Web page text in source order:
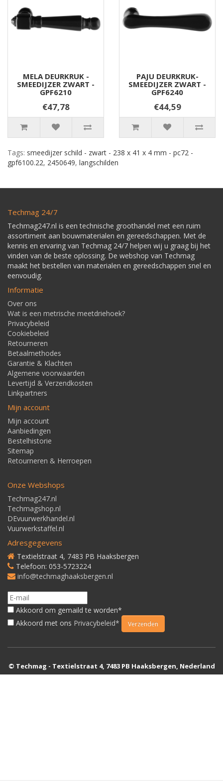
MELA DEURKRUK -
SMEEDIJZER ZWART -
GPF6210
€47,78
PAJU DEURKRUK-
SMEEDIJZER ZWART -
GPF6240
€44,59
Tags: smeedijzer schild - zwart - 238 x 41 x 4 mm - pc72 -
gpf6100.22, 2450649, langschilden
Techmag 24/7
Techmag247.nl is een technische groothandel met een ruim
assortiment aan bouwmaterialen en gereedschappen. Met de
kennis en ervaring van Techmag 24/7 helpen wij u graag bij het
vinden van de beste oplossing. De webshop van Techmag
maakt het bestellen van materialen en gereedschappen snel en
eenvoudig.
Informatie
Over ons
Wat is een metrische meetdriehoek?
Privacybeleid
Cookiebeleid
Retourneren
Betaalmethodes
Garantie & Klachten
Algemene voorwaarden
Levertijd & Verzendkosten
Linkpartners
Mijn account
Mijn account
Aanbiedingen
Bestelhistorie
Sitemap
Retourneren & Herroepen
Onze Webshops
Techmag247.nl
Techmagshop.nl
DEvuurwerkhandel.nl
Vuurwerkstaffel.nl
Adresgegevens
Textielstraat 4, 7483 PB Haaksbergen
Telefoon: 053-5723224
info@techmaghaaksbergen.nl
Akkoord om gemaild te worden*
Akkoord met ons Privacybeleid*
© Techmag - Textielstraat 4, 7483 PB Haaksbergen, Nederland